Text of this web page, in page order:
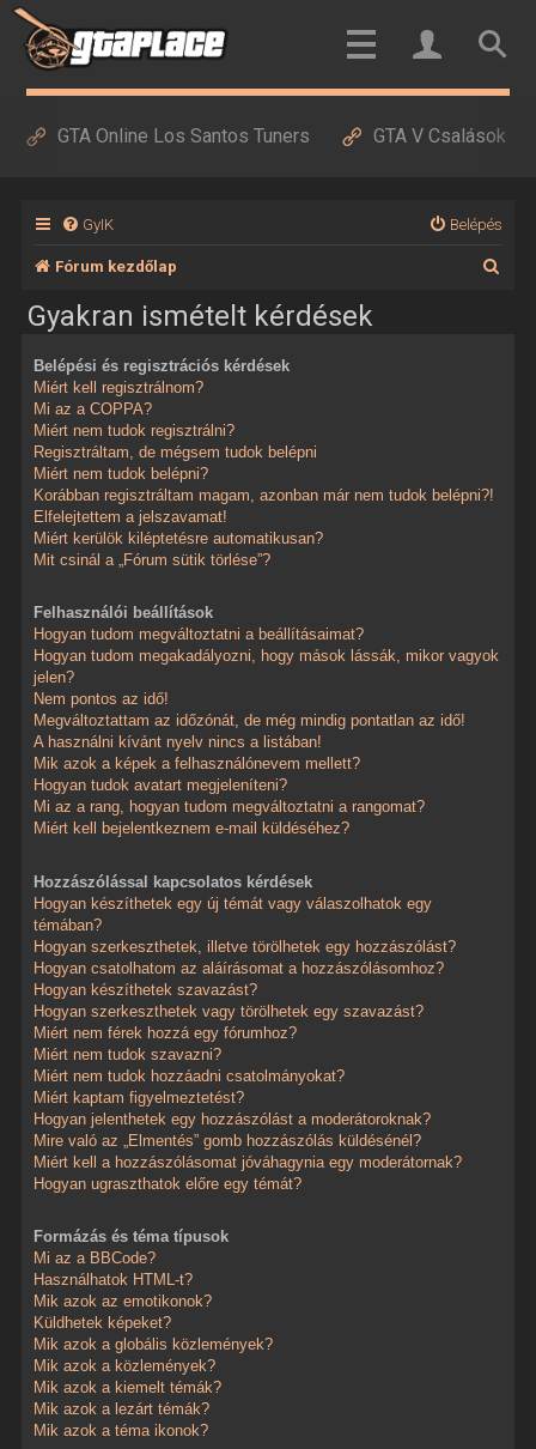
GTA Online Los Santos Tuners GTA V Csalások
GyIK Belépés
Fórum kezdőlap
Gyakran ismételt kérdések
Belépési és regisztrációs kérdések
Miért kell regisztrálnom?
Mi az a COPPA?
Miért nem tudok regisztrálni?
Regisztráltam, de mégsem tudok belépni
Miért nem tudok belépni?
Korábban regisztráltam magam, azonban már nem tudok belépni?!
Elfelejtettem a jelszavamat!
Miért kerülök kiléptetésre automatikusan?
Mit csinál a „Fórum sütik törlése”?
Felhasználói beállítások
Hogyan tudom megváltoztatni a beállításaimat?
Hogyan tudom megakadályozni, hogy mások lássák, mikor vagyok
jelen?
Nem pontos az idő!
Megváltoztattam az időzónát, de még mindig pontatlan az idő!
A használni kívánt nyelv nincs a listában!
Mik azok a képek a felhasználónevem mellett?
Hogyan tudok avatart megjeleníteni?
Mi az a rang, hogyan tudom megváltoztatni a rangomat?
Miért kell bejelentkeznem e-mail küldéséhez?
Hozzászólással kapcsolatos kérdések
Hogyan készíthetek egy új témát vagy válaszolhatok egy
témában?
Hogyan szerkeszthetek, illetve törölhetek egy hozzászólást?
Hogyan csatolhatom az aláírásomat a hozzászólásomhoz?
Hogyan készíthetek szavazást?
Hogyan szerkeszthetek vagy törölhetek egy szavazást?
Miért nem férek hozzá egy fórumhoz?
Miért nem tudok szavazni?
Miért nem tudok hozzáadni csatolmányokat?
Miért kaptam figyelmeztetést?
Hogyan jelenthetek egy hozzászólást a moderátoroknak?
Mire való az „Elmentés” gomb hozzászólás küldésénél?
Miért kell a hozzászólásomat jóváhagynia egy moderátornak?
Hogyan ugraszthatok előre egy témát?
Formázás és téma típusok
Mi az a BBCode?
Használhatok HTML-t?
Mik azok az emotikonok?
Küldhetek képeket?
Mik azok a globális közlemények?
Mik azok a közlemények?
Mik azok a kiemelt témák?
Mik azok a lezárt témák?
Mik azok a téma ikonok?